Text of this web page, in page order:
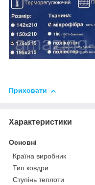
Приховати
Характеристики
Основні
Країна виробник
Тип ковдри
Ступінь теплоти